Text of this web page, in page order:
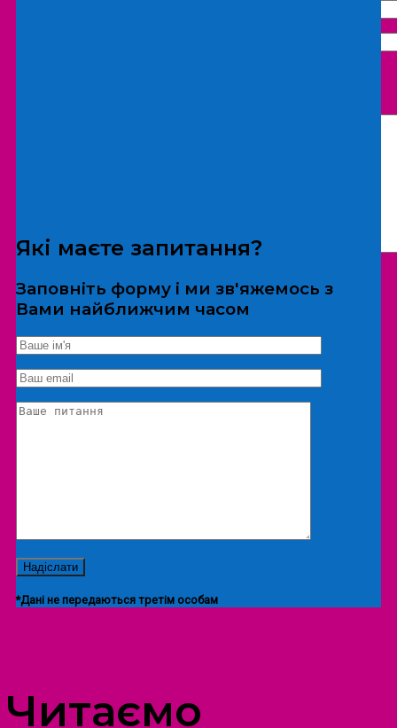
*Дані не передаються третім особам
Екскурсія/локація
Які маєте запитання?
Заповніть форму і ми зв'яжемось з
Вами найближчим часом
*Дані не передаються третім особам
Читаємо